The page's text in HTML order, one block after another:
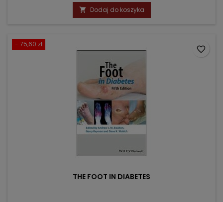
podstawowa
 Dodaj do koszyka
- 75,60 zł
THE FOOT IN DIABETES
favorite_border